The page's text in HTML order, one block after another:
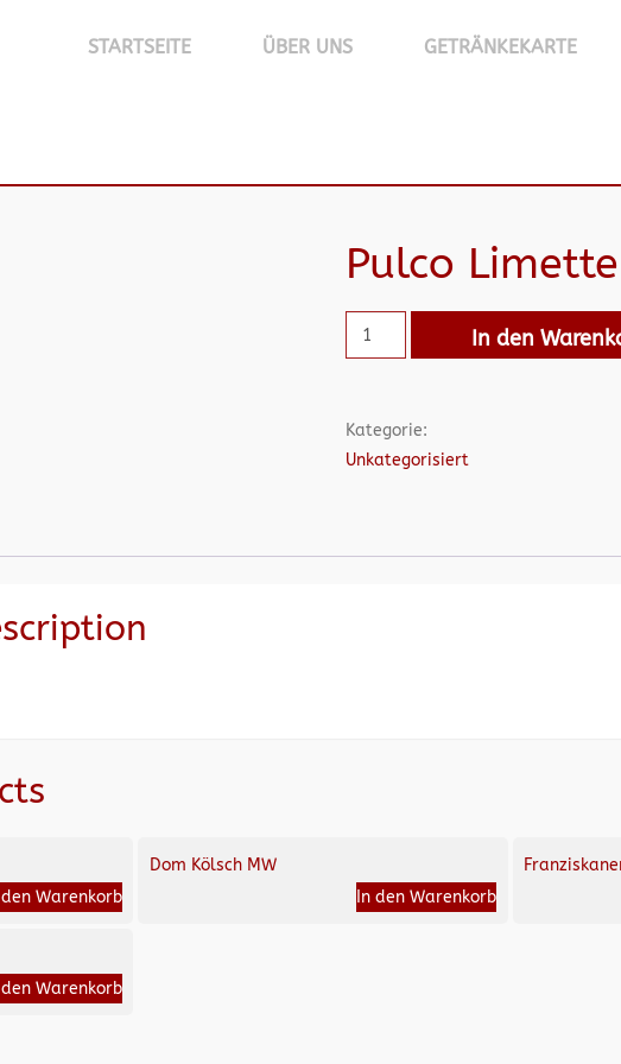
STARTSEITE ÜBER UNS GETRÄNKEKARTE
Pulco
In den
Kategorie:
Unkategorisiert
den Warenkorb
Dom Kölsch MW
In den Warenkorb
den Warenkorb